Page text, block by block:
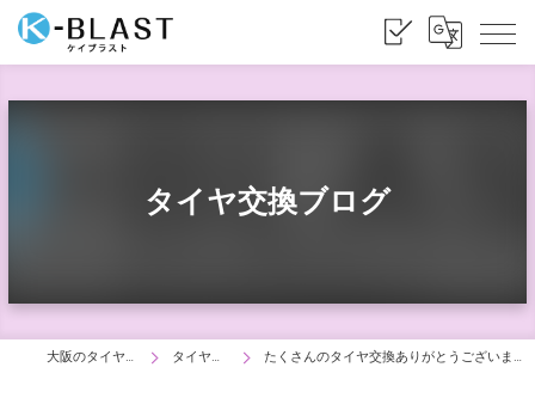
タイヤ交換ブログ
大阪のタイヤ交換はK-BLAST タイヤ交換ブログ たくさんのタイヤ交換ありがとうございます （大阪市のタイヤ交換は、K-BLAST)